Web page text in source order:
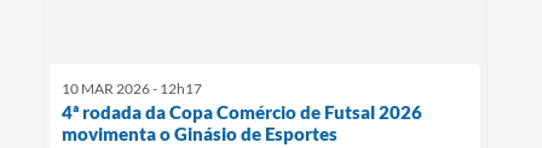
10 MAR 2026 - 12h17
4ª rodada da Copa Comércio de Futsal 2026
movimenta o Ginásio de Esportes